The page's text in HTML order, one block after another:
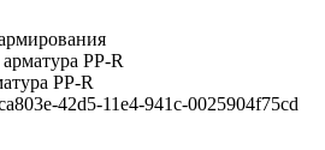
PP-R
PP-R
42d5-11e4-941c-0025904f75cd